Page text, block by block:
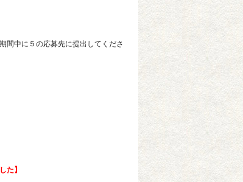
間中に５の応募先に提出してくださ
た】